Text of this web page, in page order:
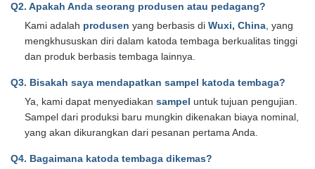
Q2. Apakah Anda seorang produsen atau pedagang?
Kami adalah produsen yang berbasis di Wuxi, China, yang
mengkhususkan diri dalam katoda tembaga berkualitas tinggi
dan produk berbasis tembaga lainnya.
Q3. Bisakah saya mendapatkan sampel katoda tembaga?
Ya, kami dapat menyediakan sampel untuk tujuan pengujian.
Sampel dari produksi baru mungkin dikenakan biaya nominal,
yang akan dikurangkan dari pesanan pertama Anda.
Q4. Bagaimana katoda tembaga dikemas?